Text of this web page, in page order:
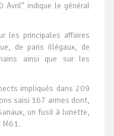
Avril” indique le général
les principales affaires
de paris illégaux, de
ainsi que sur les
impliqués dans 209
saisi 167 armes dont,
un fusil à lunette,
M61.